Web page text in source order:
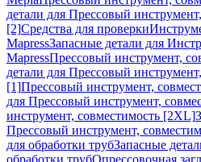
детали для Прессовый
[2]Средства для проверки
MapressЗапасные детали для
MapressПрессовый инструмент,
детали для Прессовый
[1]Прессовый инструмент,
для Прессовый инструмент,
инструмент, совместимость [2XL]
Прессовый инструмент,
для обработки трубЗапасные
обработки трубОпрессовочная